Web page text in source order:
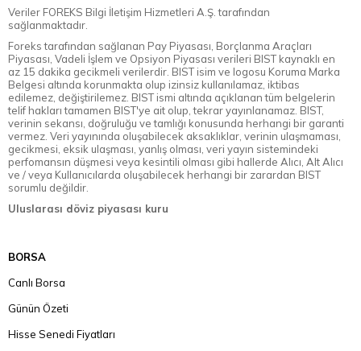
Veriler FOREKS Bilgi İletişim Hizmetleri A.Ş. tarafından
sağlanmaktadır.
Foreks tarafından sağlanan Pay Piyasası, Borçlanma Araçları
Piyasası, Vadeli İşlem ve Opsiyon Piyasası verileri BIST kaynaklı en
az 15 dakika gecikmeli verilerdir. BIST isim ve logosu Koruma Marka
Belgesi altında korunmakta olup izinsiz kullanılamaz, iktibas
edilemez, değiştirilemez. BIST ismi altında açıklanan tüm belgelerin
telif hakları tamamen BIST'ye ait olup, tekrar yayınlanamaz. BIST,
verinin sekansı, doğruluğu ve tamlığı konusunda herhangi bir garanti
vermez. Veri yayınında oluşabilecek aksaklıklar, verinin ulaşmaması,
gecikmesi, eksik ulaşması, yanlış olması, veri yayın sistemindeki
perfomansın düşmesi veya kesintili olması gibi hallerde Alıcı, Alt Alıcı
ve / veya Kullanıcılarda oluşabilecek herhangi bir zarardan BIST
sorumlu değildir.
Uluslarası döviz piyasası kuru
BORSA
Canlı Borsa
Günün Özeti
Hisse Senedi Fiyatları